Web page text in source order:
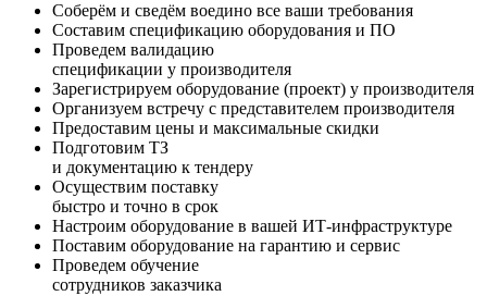
Соберём и сведём воедино все ваши требования
Составим спецификацию оборудования и ПО
Проведем валидацию
спецификации у производителя
Зарегистрируем оборудование (проект) у производителя
Организуем встречу с представителем производителя
Предоставим цены и максимальные скидки
Подготовим ТЗ
и документацию к тендеру
Осуществим поставку
быстро и точно в срок
Настроим оборудование в вашей ИТ-инфраструктуре
Поставим оборудование на гарантию и сервис
Проведем обучение
сотрудников заказчика